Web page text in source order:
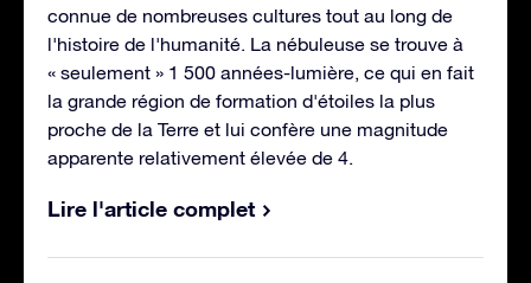
connue de nombreuses cultures tout au long de
l'histoire de l'humanité. La nébuleuse se trouve à
« seulement » 1 500 années-lumière, ce qui en fait
la grande région de formation d'étoiles la plus
proche de la Terre et lui confère une magnitude
apparente relativement élevée de 4.
Lire l'article complet